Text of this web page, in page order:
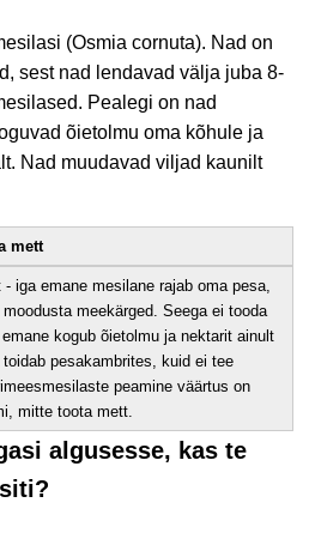
(Osmia cornuta). Nad on
sest nad lendavad välja juba 8-
Pealegi on nad
õietolmu oma kõhule ja
Nad muudavad viljad kaunilt
mett
iga emane mesilane rajab oma pesa,
meekärged. Seega ei tooda
kogub õietolmu ja nektarit ainult
pesakambrites, kuid ei tee
peamine väärtus on
mitte toota mett.
algusesse, kas te